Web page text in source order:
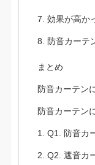
効果が高か
防音カーテ
まとめ
防音カーテン
防音カーテン
Q1. 防音カ
Q2. 遮音カ